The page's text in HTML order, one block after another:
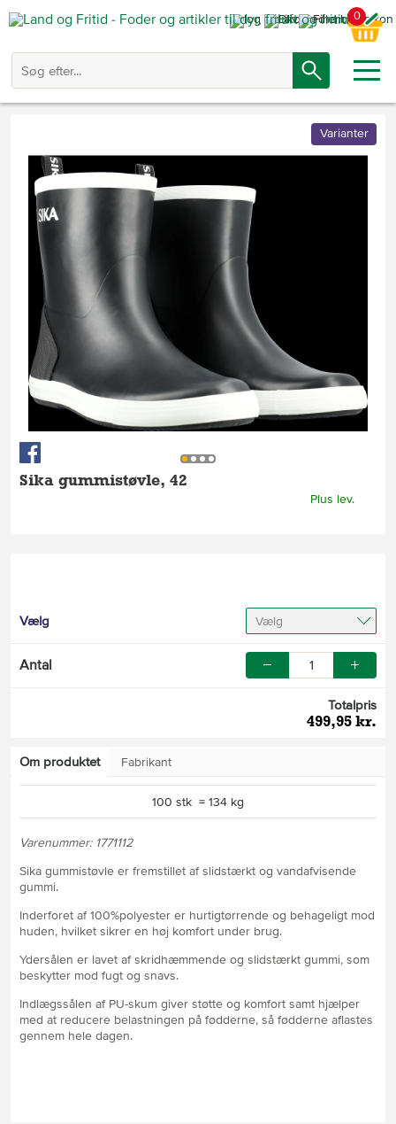
0
Sika gummistøvle, 42
Plus lev.
Varianter
Vælg Vælg
Antal
Totalpris
499,95 kr.
Om produktet Fabrikant
100 stk = 134 kg
Varenummer: 1771112
Sika gummistøvle er fremstillet af slidstærkt og vandafvisende
gummi.
Inderforet af 100%polyester er hurtigtørrende og behageligt mod
huden, hvilket sikrer en høj komfort under brug.
Ydersålen er lavet af skridhæmmende og slidstærkt gummi, som
beskytter mod fugt og snavs.
Indlægssålen af PU-skum giver støtte og komfort samt hjælper
med at reducere belastningen på fødderne, så fødderne aflastes
gennem hele dagen.